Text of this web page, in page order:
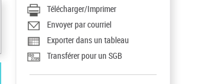
Télécharger/Imprimer
Envoyer par courriel
Exporter dans un tableau
Transférer pour un SGB